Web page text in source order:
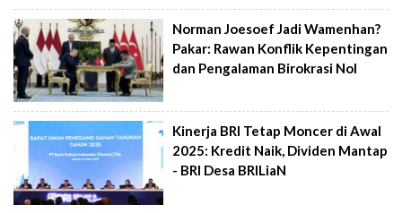
Norman Joesoef Jadi Wamenhan?
Pakar: Rawan Konflik Kepentingan
dan Pengalaman Birokrasi Nol
Kinerja BRI Tetap Moncer di Awal
2025: Kredit Naik, Dividen Mantap
- BRI Desa BRILiaN